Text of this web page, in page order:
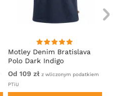
Motley Denim Bratislava
Polo Dark Indigo
Od 109 zł z wliczonym podatkiem
PTiU